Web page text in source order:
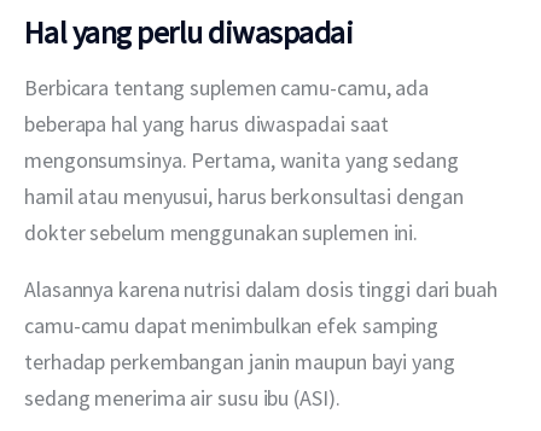
Hal yang perlu diwaspadai
Berbicara tentang suplemen camu-camu, ada
beberapa hal yang harus diwaspadai saat
mengonsumsinya. Pertama, wanita yang sedang
hamil atau menyusui, harus berkonsultasi dengan
dokter sebelum menggunakan suplemen ini.
Alasannya karena nutrisi dalam dosis tinggi dari buah
camu-camu dapat menimbulkan efek samping
terhadap perkembangan janin maupun bayi yang
sedang menerima air susu ibu (ASI).